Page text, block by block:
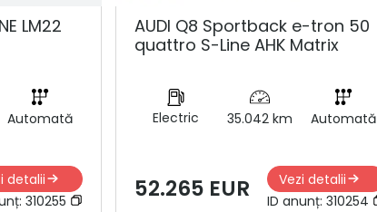
LM22
Automată
detalii
310255
AUDI Q8 Sportback e-tron 50
quattro S-Line AHK Matrix
Electric 35.042 km Automată
52.265 EUR
Vezi detalii
ID anunț:310254